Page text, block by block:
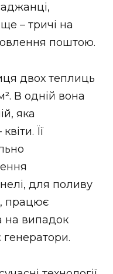
– тричі на
поштою.
двох теплиць
В одній вона
яка
Її
для поливу
працює
на випадок
генератори.